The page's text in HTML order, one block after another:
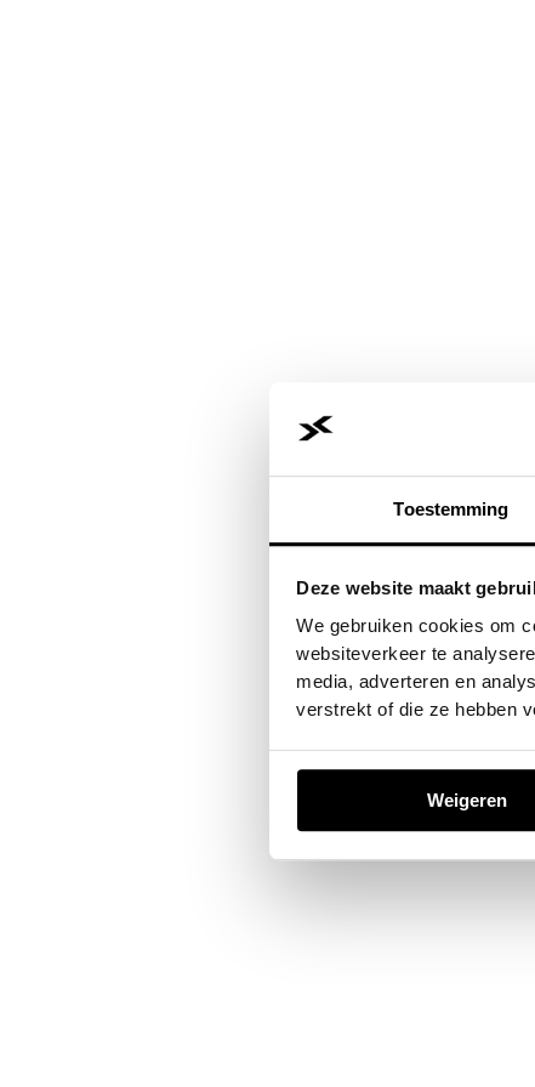
Toestemming
Deze website maakt
We gebruiken cookies om
websiteverkeer te
media, adverteren en
verstrekt of die ze hebben
Weigeren
Application error: aclient-